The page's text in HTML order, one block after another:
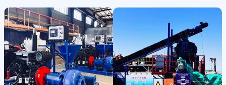
柴
油
驱
动
剪
切
混
玛
依
玛